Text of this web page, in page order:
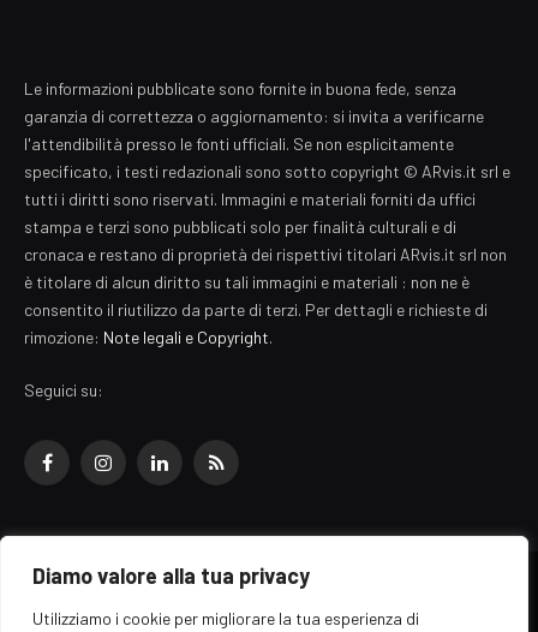
Diamo valore alla tua privacy
Utilizziamo i cookie per migliorare la tua esperienza di
Le informazioni pubblicate sono fornite in buona fede, senza
garanzia di correttezza o aggiornamento: si invita a verificarne
l'attendibilità presso le fonti ufficiali. Se non esplicitamente
specificato, i testi redazionali sono sotto copyright © ARvis.it srl e
tutti i diritti sono riservati. Immagini e materiali forniti da uffici
stampa e terzi sono pubblicati solo per finalità culturali e di
cronaca e restano di proprietà dei rispettivi titolari ARvis.it srl non
è titolare di alcun diritto su tali immagini e materiali : non ne è
consentito il riutilizzo da parte di terzi. Per dettagli e richieste di
rimozione: Note legali e Copyright.
Seguici su:
FacebookInstagramLinkedInRSS
© 2026 EZ Rome Designed by ARvis.it